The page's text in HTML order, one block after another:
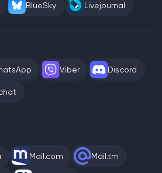
BlueSky Livejournal
Viber Discord
Mail.com Mail.tm